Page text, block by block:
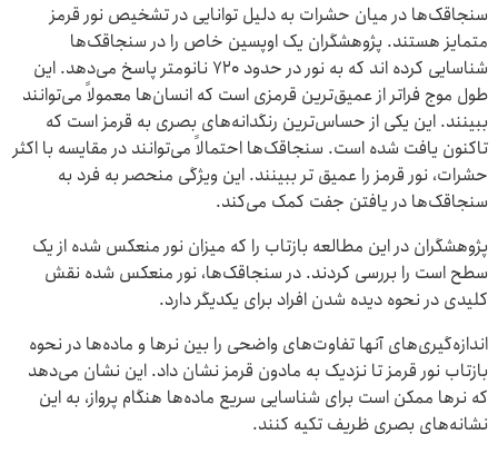
سنجاقک‌ها در میان حشرات به دلیل توانایی‌ در تشخیص نور قرمز
متمایز هستند. پژوهشگران یک اوپسین خاص را در سنجاقک‌ها
شناسایی کرده اند که به نور در حدود ۷۲۰ نانومتر پاسخ می‌دهد. این
طول موج فراتر از عمیق‌ترین قرمزی است که انسان‌ها معمولاً می‌توانند
ببینند. این یکی از حساس‌ترین رنگدانه‌های بصری به قرمز است که
تاکنون یافت شده است. سنجاقک‌ها احتمالاً می‌توانند در مقایسه با اکثر
حشرات، نور قرمز را عمیق ‌تر ببینند. این ویژگی منحصر به فرد به
سنجاقک‌ها در یافتن جفت کمک می‌کند.
پژوهشگران در این مطالعه بازتاب را که میزان نور منعکس شده از یک
سطح است را بررسی کردند. در سنجاقک‌ها، نور منعکس ‌شده نقش
کلیدی در نحوه‌ دیده شدن افراد برای یکدیگر دارد.
اندازه‌گیری‌های آنها تفاوت‌های واضحی را بین نرها و ماده‌ها در نحوه‌
بازتاب نور قرمز تا نزدیک به مادون قرمز نشان داد. این نشان می‌دهد
که نرها ممکن است برای شناسایی سریع ماده‌ها هنگام پرواز، به این
نشانه‌های بصری ظریف تکیه کنند.